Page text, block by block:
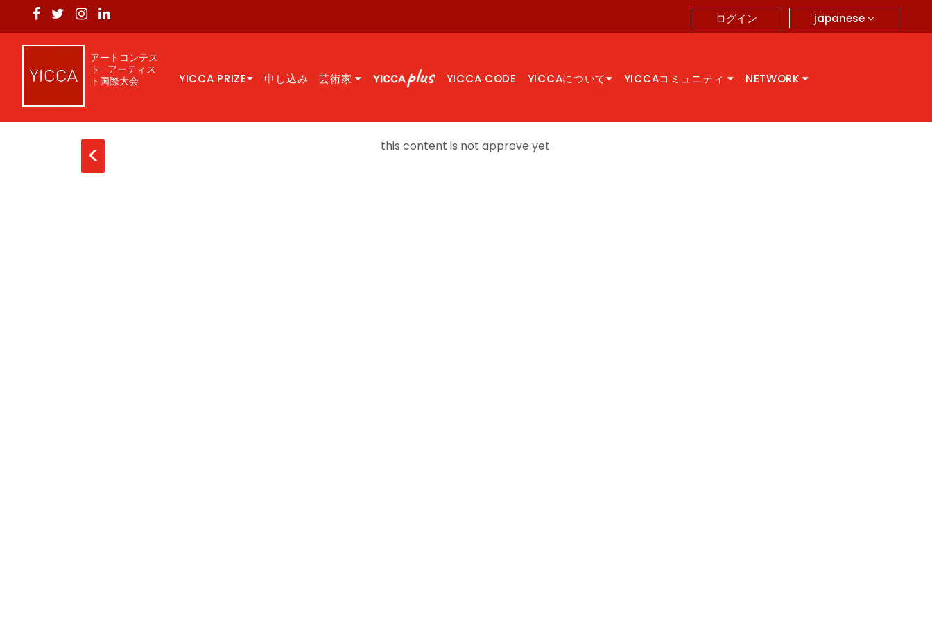
japanese
ログイン
アートコンテス
ト- アーティス
ト国際大会
YICCA PRIZE 申し込み 芸術家 YICCA CODE YICCAについて YICCAコミュニティ NETWORK
< this content is not approve yet.